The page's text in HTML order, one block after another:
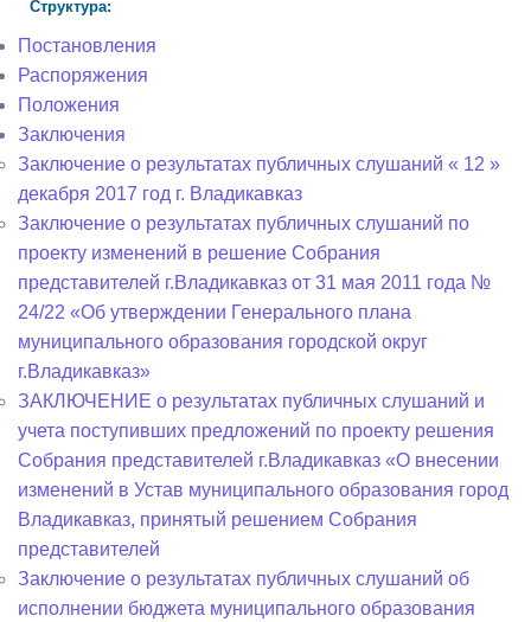
Структура:
Постановления
Распоряжения
Положения
Заключения
Заключение о результатах публичных слушаний « 12 »
декабря 2017 год г. Владикавказ
Заключение о результатах публичных слушаний по
проекту изменений в решение Собрания
представителей г.Владикавказ от 31 мая 2011 года №
24/22 «Об утверждении Генерального плана
муниципального образования городской округ
г.Владикавказ»
ЗАКЛЮЧЕНИЕ о результатах публичных слушаний и
учета поступивших предложений по проекту решения
Собрания представителей г.Владикавказ «О внесении
изменений в Устав муниципального образования город
Владикавказ, принятый решением Собрания
представителей
Заключение о результатах публичных слушаний об
исполнении бюджета муниципального образования